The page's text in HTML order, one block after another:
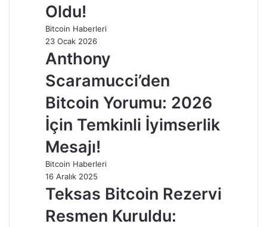
Oldu!
Bitcoin Haberleri
23 Ocak 2026
Anthony
Scaramucci’den
Bitcoin Yorumu: 2026
İçin Temkinli İyimserlik
Mesajı!
Bitcoin Haberleri
16 Aralık 2025
Teksas Bitcoin Rezervi
Resmen Kuruldu: